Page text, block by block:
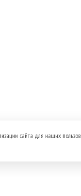
сайта для наших